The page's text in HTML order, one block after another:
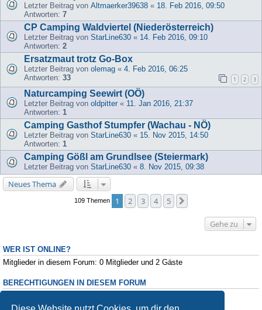
Letzter Beitrag von Altmaerker39638 « 18. Feb 2016, 09:50
Antworten: 7
CP Camping Waldviertel (Niederösterreich)
Letzter Beitrag von StarLine630 « 14. Feb 2016, 09:10
Antworten: 2
Ersatzmaut trotz Go-Box
Letzter Beitrag von olemag « 4. Feb 2016, 06:25
Antworten: 33 1 2 3
Naturcamping Seewirt (OÖ)
Letzter Beitrag von oldpitter « 11. Jan 2016, 21:37
Antworten: 1
Camping Gasthof Stumpfer (Wachau - NÖ)
Letzter Beitrag von StarLine630 « 15. Nov 2015, 14:50
Antworten: 1
Camping Gößl am Grundlsee (Steiermark)
Letzter Beitrag von StarLine630 « 8. Nov 2015, 09:38
Neues Thema
109 Themen 1 2 3 4 5
Gehe zu
WER IST ONLINE?
Mitglieder in diesem Forum: 0 Mitglieder und 2 Gäste
BERECHTIGUNGEN IN DIESEM FORUM
Du darfst keineAntworten zu Themen in diesem Forum erstellen.